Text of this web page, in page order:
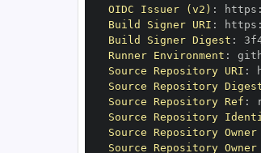
OIDC Issuer (v2) : https :
Build Signer URI : https :
Build Signer Digest :
Runner Environment :
Source Repository URI :
Source Repository
Source Repository Ref :
Source Repository
Source Repository Owner
Source Repository